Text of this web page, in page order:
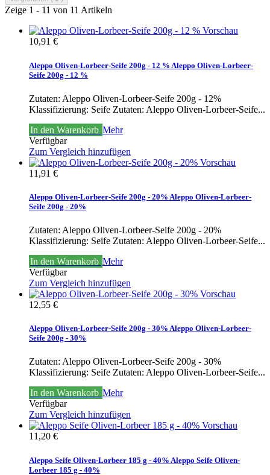
Zeige 1 - 11 von 11 Artikeln
Vorschau
10,91 €
Aleppo Oliven-Lorbeer-Seife 200g - 12 % Aleppo Oliven-Lorbeer-
Seife 200g - 12 %
Zutaten: Aleppo Oliven-Lorbeer-Seife 200g - 12%
Klassifizierung: Seife Zutaten: Aleppo Oliven-Lorbeer-Seife...
In den Warenkorb Mehr
Verfügbar
Zum Vergleich hinzufügen
Vorschau
11,91 €
Aleppo Oliven-Lorbeer-Seife 200g - 20% Aleppo Oliven-Lorbeer-
Seife 200g - 20%
Zutaten: Aleppo Oliven-Lorbeer-Seife 200g - 20%
Klassifizierung: Seife Zutaten: Aleppo Oliven-Lorbeer-Seife...
In den Warenkorb Mehr
Verfügbar
Zum Vergleich hinzufügen
Vorschau
12,55 €
Aleppo Oliven-Lorbeer-Seife 200g - 30% Aleppo Oliven-Lorbeer-
Seife 200g - 30%
Zutaten: Aleppo Oliven-Lorbeer-Seife 200g - 30%
Klassifizierung: Seife Zutaten: Aleppo Oliven-Lorbeer-Seife...
In den Warenkorb Mehr
Verfügbar
Zum Vergleich hinzufügen
Vorschau
11,20 €
Aleppo Seife Oliven-Lorbeer 185 g - 40% Aleppo Seife Oliven-
Lorbeer 185 g - 40%